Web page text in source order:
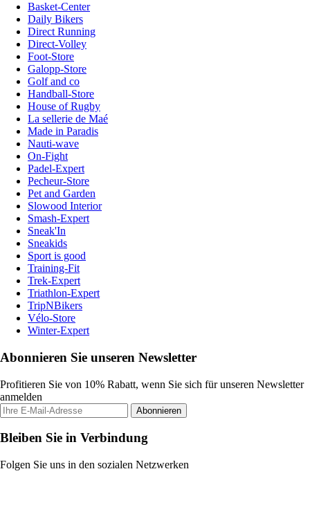
Basket-Center
Daily Bikers
Direct Running
Direct-Volley
Foot-Store
Galopp-Store
Golf and co
Handball-Store
House of Rugby
La sellerie de Maé
Made in Paradis
Nauti-wave
On-Fight
Padel-Expert
Pecheur-Store
Pet and Garden
Slowood Interior
Smash-Expert
Sneak'In
Sneakids
Sport is good
Training-Fit
Trek-Expert
Triathlon-Expert
TripNBikers
Vélo-Store
Winter-Expert
Abonnieren Sie unseren Newsletter
Profitieren Sie von 10% Rabatt, wenn Sie sich für unseren Newsletter
anmelden
Abonnieren
Bleiben Sie in Verbindung
Folgen Sie uns in den sozialen Netzwerken